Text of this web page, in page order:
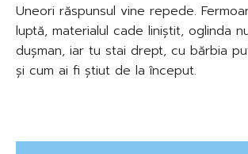
Uneori răspunsul vine repede.
luptă, materialul cade liniștit, oglinda
dușman, iar tu stai drept, cu bărbia
și cum ai fi știut de la început.